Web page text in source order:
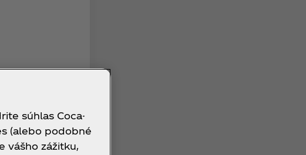
súhlas Coca-
(alebo podobné
vášho zážitku,